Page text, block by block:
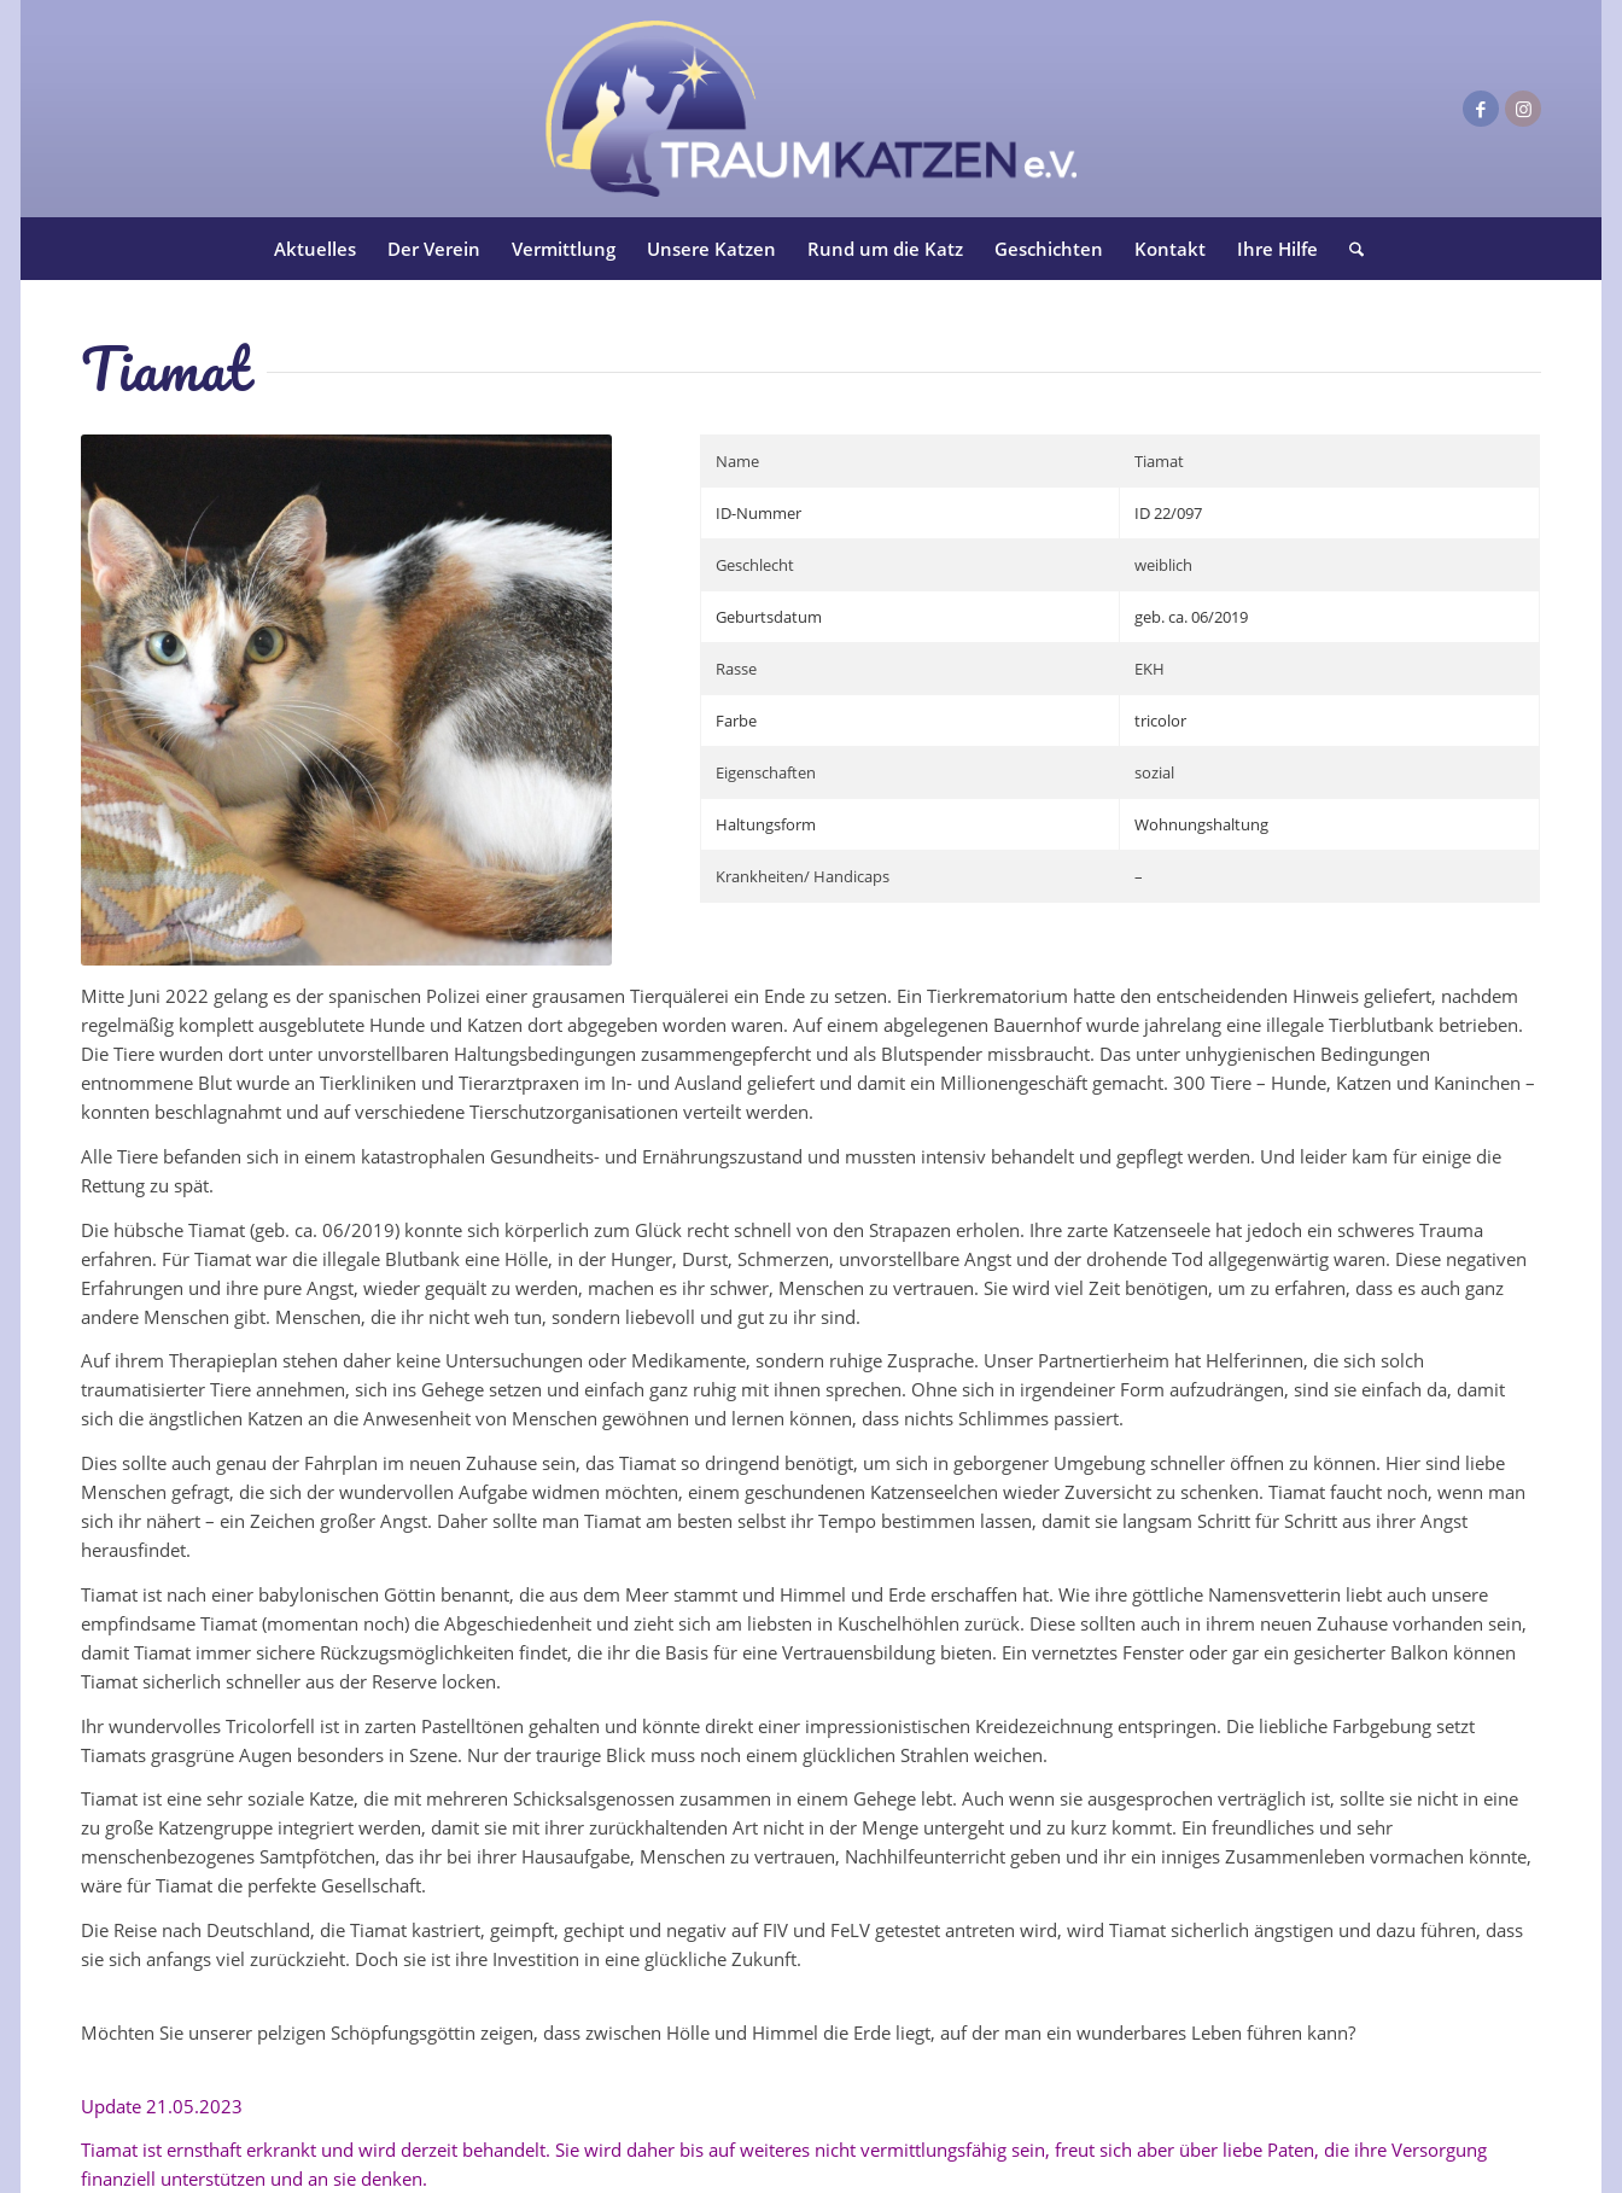
Aktuelles Der Verein Vermittlung Unsere Katzen Rund um die Katz Geschichten Kontakt Ihre Hilfe
Tiamat
Name Tiamat
ID-Nummer ID 22/097
Geschlecht weiblich
Geburtsdatum geb. ca. 06/2019
Rasse EKH
Farbe tricolor
Eigenschaften sozial
Haltungsform Wohnungshaltung
Krankheiten/ Handicaps –
Mitte Juni 2022 gelang es der spanischen Polizei einer grausamen Tierquälerei ein Ende zu setzen. Ein Tierkrematorium hatte den entscheidenden Hinweis geliefert, nachdem
regelmäßig komplett ausgeblutete Hunde und Katzen dort abgegeben worden waren. Auf einem abgelegenen Bauernhof wurde jahrelang eine illegale Tierblutbank betrieben.
Die Tiere wurden dort unter unvorstellbaren Haltungsbedingungen zusammengepfercht und als Blutspender missbraucht. Das unter unhygienischen Bedingungen
entnommene Blut wurde an Tierkliniken und Tierarztpraxen im In- und Ausland geliefert und damit ein Millionengeschäft gemacht. 300 Tiere – Hunde, Katzen und Kaninchen –
konnten beschlagnahmt und auf verschiedene Tierschutzorganisationen verteilt werden.
Alle Tiere befanden sich in einem katastrophalen Gesundheits- und Ernährungszustand und mussten intensiv behandelt und gepflegt werden. Und leider kam für einige die
Rettung zu spät.
Die hübsche Tiamat (geb. ca. 06/2019) konnte sich körperlich zum Glück recht schnell von den Strapazen erholen. Ihre zarte Katzenseele hat jedoch ein schweres Trauma
erfahren. Für Tiamat war die illegale Blutbank eine Hölle, in der Hunger, Durst, Schmerzen, unvorstellbare Angst und der drohende Tod allgegenwärtig waren. Diese negativen
Erfahrungen und ihre pure Angst, wieder gequält zu werden, machen es ihr schwer, Menschen zu vertrauen. Sie wird viel Zeit benötigen, um zu erfahren, dass es auch ganz
andere Menschen gibt. Menschen, die ihr nicht weh tun, sondern liebevoll und gut zu ihr sind.
Auf ihrem Therapieplan stehen daher keine Untersuchungen oder Medikamente, sondern ruhige Zusprache. Unser Partnertierheim hat Helferinnen, die sich solch
traumatisierter Tiere annehmen, sich ins Gehege setzen und einfach ganz ruhig mit ihnen sprechen. Ohne sich in irgendeiner Form aufzudrängen, sind sie einfach da, damit
sich die ängstlichen Katzen an die Anwesenheit von Menschen gewöhnen und lernen können, dass nichts Schlimmes passiert.
Dies sollte auch genau der Fahrplan im neuen Zuhause sein, das Tiamat so dringend benötigt, um sich in geborgener Umgebung schneller öffnen zu können. Hier sind liebe
Menschen gefragt, die sich der wundervollen Aufgabe widmen möchten, einem geschundenen Katzenseelchen wieder Zuversicht zu schenken. Tiamat faucht noch, wenn man
sich ihr nähert – ein Zeichen großer Angst. Daher sollte man Tiamat am besten selbst ihr Tempo bestimmen lassen, damit sie langsam Schritt für Schritt aus ihrer Angst
herausfindet.
Tiamat ist nach einer babylonischen Göttin benannt, die aus dem Meer stammt und Himmel und Erde erschaffen hat. Wie ihre göttliche Namensvetterin liebt auch unsere
empfindsame Tiamat (momentan noch) die Abgeschiedenheit und zieht sich am liebsten in Kuschelhöhlen zurück. Diese sollten auch in ihrem neuen Zuhause vorhanden sein,
damit Tiamat immer sichere Rückzugsmöglichkeiten findet, die ihr die Basis für eine Vertrauensbildung bieten. Ein vernetztes Fenster oder gar ein gesicherter Balkon können
Tiamat sicherlich schneller aus der Reserve locken.
Ihr wundervolles Tricolorfell ist in zarten Pastelltönen gehalten und könnte direkt einer impressionistischen Kreidezeichnung entspringen. Die liebliche Farbgebung setzt
Tiamats grasgrüne Augen besonders in Szene. Nur der traurige Blick muss noch einem glücklichen Strahlen weichen.
Tiamat ist eine sehr soziale Katze, die mit mehreren Schicksalsgenossen zusammen in einem Gehege lebt. Auch wenn sie ausgesprochen verträglich ist, sollte sie nicht in eine
zu große Katzengruppe integriert werden, damit sie mit ihrer zurückhaltenden Art nicht in der Menge untergeht und zu kurz kommt. Ein freundliches und sehr
menschenbezogenes Samtpfötchen, das ihr bei ihrer Hausaufgabe, Menschen zu vertrauen, Nachhilfeunterricht geben und ihr ein inniges Zusammenleben vormachen könnte,
wäre für Tiamat die perfekte Gesellschaft.
Die Reise nach Deutschland, die Tiamat kastriert, geimpft, gechipt und negativ auf FIV und FeLV getestet antreten wird, wird Tiamat sicherlich ängstigen und dazu führen, dass
sie sich anfangs viel zurückzieht. Doch sie ist ihre Investition in eine glückliche Zukunft.
Möchten Sie unserer pelzigen Schöpfungsgöttin zeigen, dass zwischen Hölle und Himmel die Erde liegt, auf der man ein wunderbares Leben führen kann?
Update 21.05.2023
Tiamat ist ernsthaft erkrankt und wird derzeit behandelt. Sie wird daher bis auf weiteres nicht vermittlungsfähig sein, freut sich aber über liebe Paten, die ihre Versorgung
finanziell unterstützen und an sie denken.